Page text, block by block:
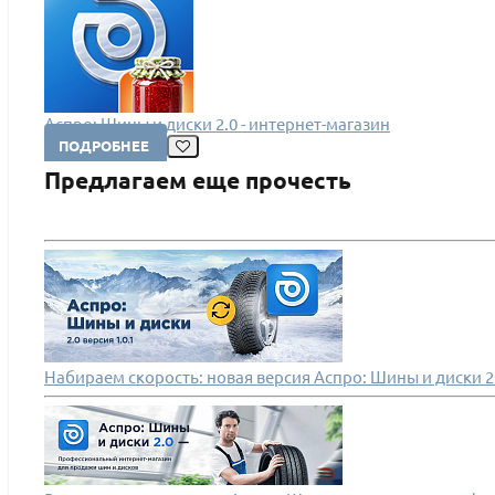
Аспро: Шины и диски 2.0 - интернет-магазин
ПОДРОБНЕЕ
Предлагаем еще прочесть
Набираем скорость: новая версия Аспро: Шины и диски